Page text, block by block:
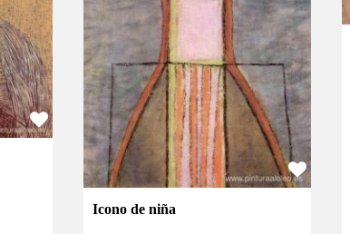
Icono de niña